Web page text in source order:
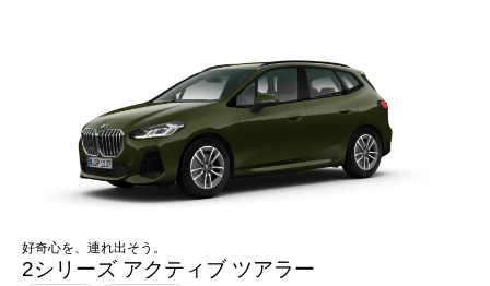
好奇心を、連れ出そう。
2シリーズ アクティブ ツアラー